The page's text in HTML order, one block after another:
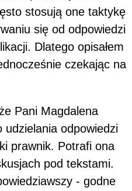
stosują one taktykę
się od odpowiedzi
Dlatego opisałem
czekając na
Pani Magdalena
udzielania odpowiedzi
prawnik. Potrafi ona
pod tekstami.
- godne